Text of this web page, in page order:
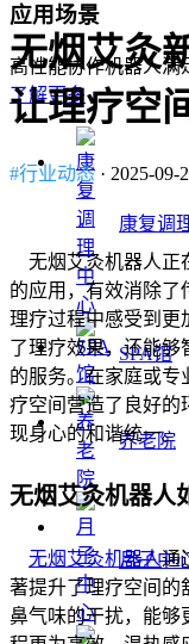
应用场景
高性能协作机器人满
了解更多
康复调
SPA馆
养老院
月子中
无烟艾灸
让理疗空
#行业动态 · 2025-09-
无烟艾灸机器人正
的应用，有效消除了
理疗过程中感受到更
了理疗效果，还能够
的服务。在家庭或专
疗空间营造了良好的
现身心的和谐统一。
无烟艾灸机器人
无烟艾灸机器人通
著提升了理疗空间的
鼻气味的干扰，能够